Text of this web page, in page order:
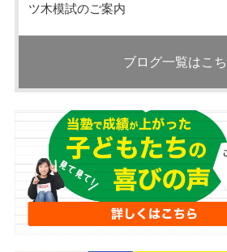
ツ木模試のご案内
ブログ一覧はこ